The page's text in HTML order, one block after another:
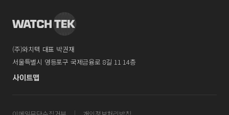
(주)와치텍 대표 박권재
서울특별시 영등포구 국제금융로 8길 11 14층
사이트맵